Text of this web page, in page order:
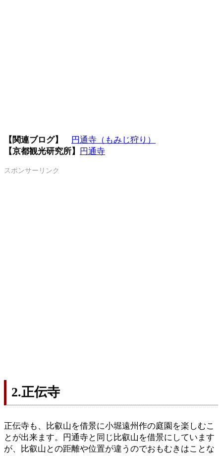
【関連ブログ】
円通寺（もみじ狩り）
【京都観光研究所】
円通寺
スポンサーリンク
2.正伝寺
正伝寺も、比叡山を借景に小堀遠州作の庭園を楽しむこ
とが出来ます。円通寺と同じ比叡山を借景にしています
が、比叡山との距離や位置が違うのでおもむきはことな